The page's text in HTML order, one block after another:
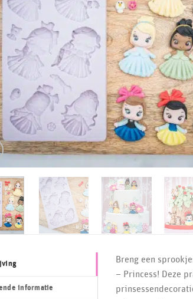
informatie
Breng een
– Princess! Deze